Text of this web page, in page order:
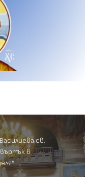
Василиева св.
в